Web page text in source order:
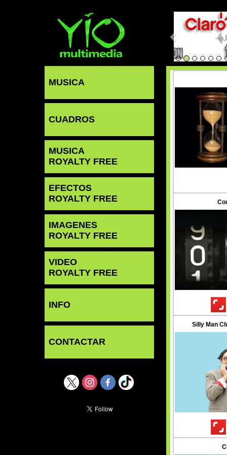
MUSICA
CUADROS
MUSICA
ROYALTY FREE
EFECTOS
ROYALTY FREE
IMAGENES
ROYALTY FREE
VIDEO
ROYALTY FREE
INFO
CONTACTAR
Silly Man